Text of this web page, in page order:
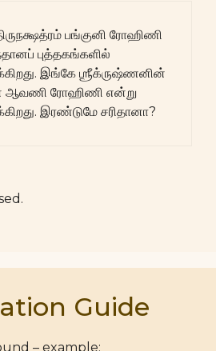
பங்குனி ரோஹிணி
புத்தகங்களில்
இங்கே ஶ்ரீக்ருஷ்ணனின்
ஆவணி ரோஹிணி என்று
இரண்டுமே சரிதானா?
Guide
– example: